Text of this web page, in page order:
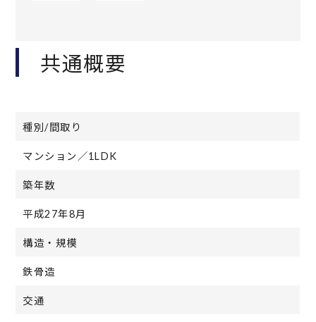
共通概要
種別/間取り
マンション／1LDK
築年数
平成27年8月
構造・規模
鉄骨造
交通